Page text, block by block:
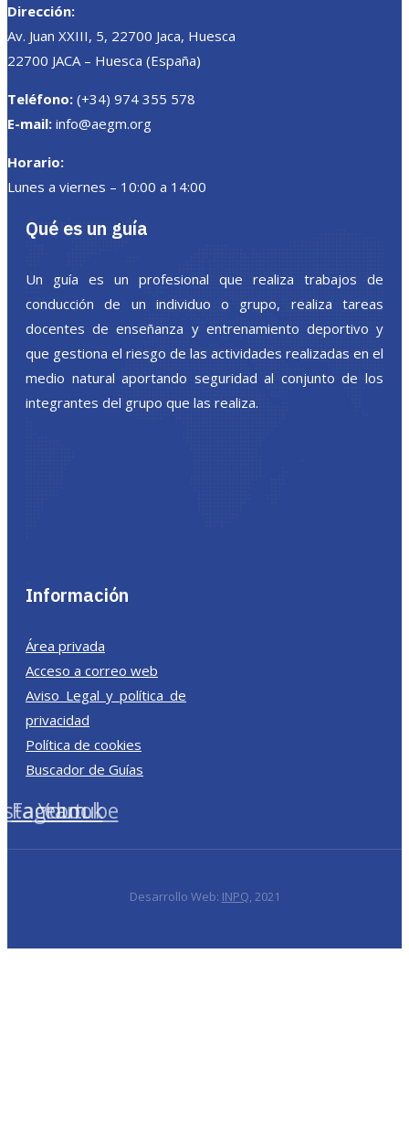
Dirección:
Av. Juan XXIII, 5, 22700 Jaca, Huesca
22700 JACA – Huesca (España)
Teléfono: (+34) 974 355 578
E-mail: info@aegm.org
Horario:
Lunes a viernes – 10:00 a 14:00
Qué es un guía
Un guía es un profesional que realiza trabajos de
conducción de un individuo o grupo, realiza tareas
docentes de enseñanza y entrenamiento deportivo y
que gestiona el riesgo de las actividades realizadas en el
medio natural aportando seguridad al conjunto de los
integrantes del grupo que las realiza.
Información
Área privada
Acceso a correo web
Aviso Legal y política de
privacidad
Política de cookies
Buscador de Guías
Facebook
Youtube
Desarrollo Web: INPQ, 2021